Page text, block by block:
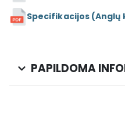
Specifikacijos (Anglų
PAPILDOMA